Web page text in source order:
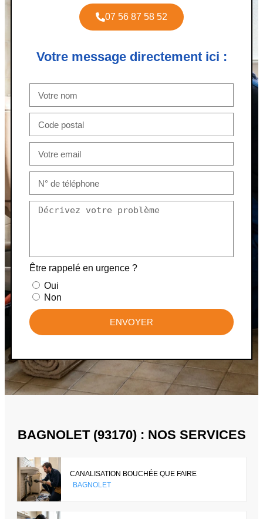
07 56 87 58 52
Votre message directement ici :
Être rappelé en urgence ?
Oui
Non
ENVOYER
BAGNOLET (93170) : NOS SERVICES
CANALISATION BOUCHÉE QUE FAIRE
BAGNOLET